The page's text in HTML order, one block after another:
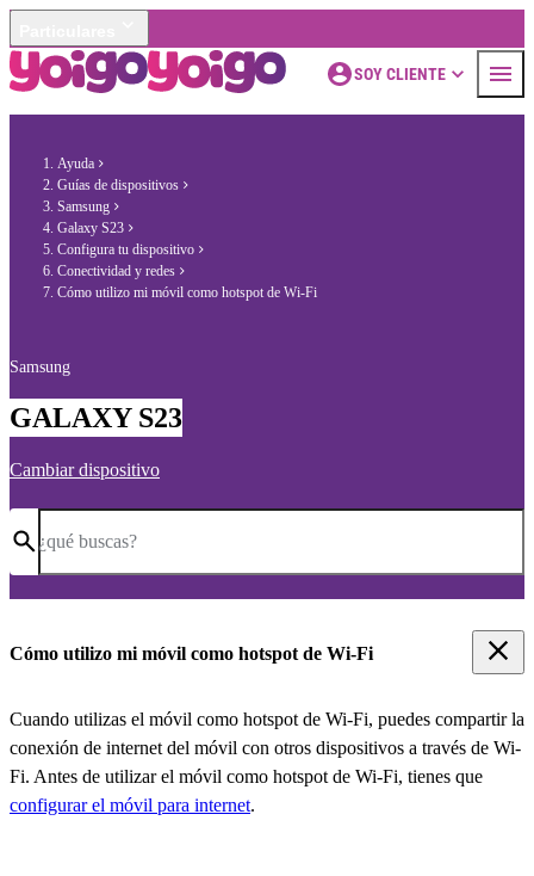
SOY CLIENTE
Ayuda
Guías de dispositivos
Samsung
Galaxy S23
Configura tu dispositivo
Conectividad y redes
Cómo utilizo mi móvil como hotspot de Wi-Fi
Samsung
GALAXY S23
Cambiar dispositivo
¿qué buscas?
Cómo utilizo mi móvil como hotspot de Wi-Fi
Cuando utilizas el móvil como hotspot de Wi-Fi, puedes compartir la
conexión de internet del móvil con otros dispositivos a través de Wi-
Fi. Antes de utilizar el móvil como hotspot de Wi-Fi, tienes que
configurar el móvil para internet.